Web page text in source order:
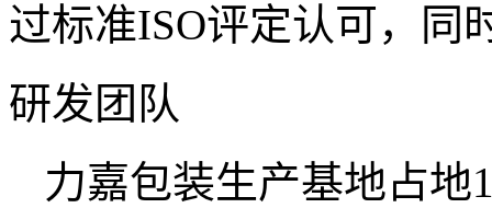
过标准ISO评定认可，同
研发团队
力嘉包装生产基地占地